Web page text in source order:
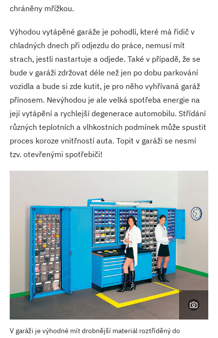
chráněny mřížkou.
Výhodou vytápěné garáže je pohodlí, které má řidič v
chladných dnech při odjezdu do práce, nemusí mít
strach, jestli nastartuje a odjede. Také v případě, že se
bude v garáži zdržovat déle než jen po dobu parkování
vozidla a bude si zde kutit, je pro něho vyhřívaná garáž
přínosem. Nevýhodou je ale velká spotřeba energie na
její vytápění a rychlejší degenerace automobilu. Střídání
různých teplotních a vlhkostních podmínek může spustit
proces koroze vnitřností auta. Topit v garáži se nesmí
tzv. otevřenými spotřebiči!
V garáži je výhodné mít drobnější materiál roztříděný do